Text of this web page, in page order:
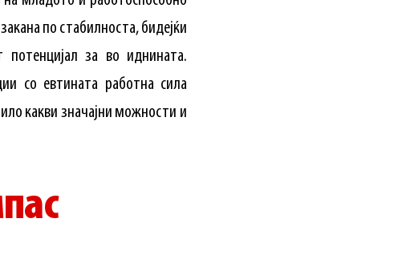
по стабилноста, бидејќи
за во иднината.
со евтината работна сила
какви значајни можности и